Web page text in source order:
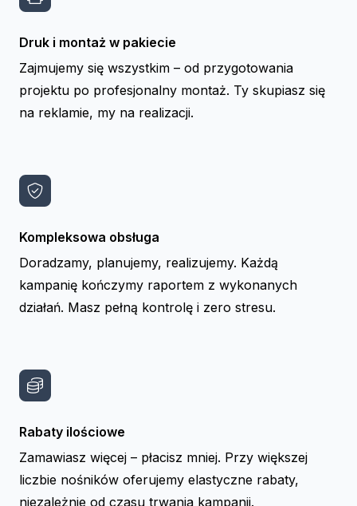
Druk i montaż w pakiecie
Zajmujemy się wszystkim – od przygotowania
projektu po profesjonalny montaż. Ty skupiasz się
na reklamie, my na realizacji.
Kompleksowa obsługa
Doradzamy, planujemy, realizujemy. Każdą
kampanię kończymy raportem z wykonanych
działań. Masz pełną kontrolę i zero stresu.
Rabaty ilościowe
Zamawiasz więcej – płacisz mniej. Przy większej
liczbie nośników oferujemy elastyczne rabaty,
niezależnie od czasu trwania kampanii.